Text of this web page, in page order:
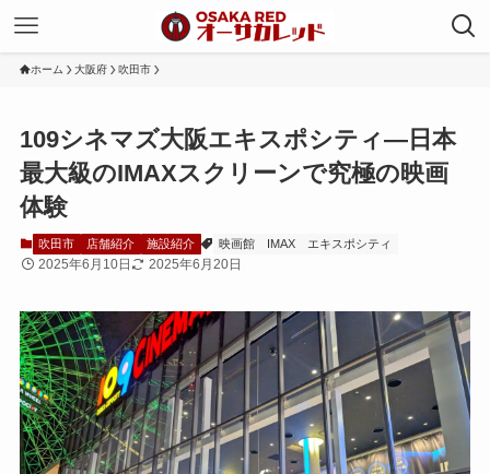
ホーム 大阪府 吹田市
109シネマズ大阪エキスポシティ—日本
最大級のIMAXスクリーンで究極の映画
体験
吹田市 店舗紹介 施設紹介 映画館 IMAX エキスポシティ
2025年6月10日 2025年6月20日